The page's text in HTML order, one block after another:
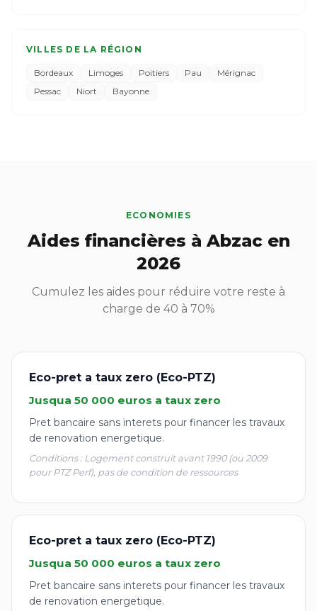
VILLES DE LA RÉGION
Bordeaux Limoges Poitiers Pau
Mérignac
Pessac
Niort Bayonne
ECONOMIES
Aides financières à Abzac en
2026
Cumulez les aides pour réduire votre reste à
charge de 40 à 70%
Eco-pret a taux zero (Eco-PTZ)
Jusqua 50 000 euros a taux zero
Pret bancaire sans interets pour financer les travaux
de renovation energetique.
Conditions : Logement construit avant 1990 (ou 2009
pour PTZ Perf), pas de condition de ressources
Eco-pret a taux zero (Eco-PTZ)
Jusqua 50 000 euros a taux zero
Pret bancaire sans interets pour financer les travaux
de renovation energetique.